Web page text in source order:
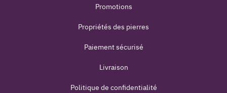
Promotions
Propriétés des pierres
Paiement sécurisé
Livraison
Politique de confidentialité